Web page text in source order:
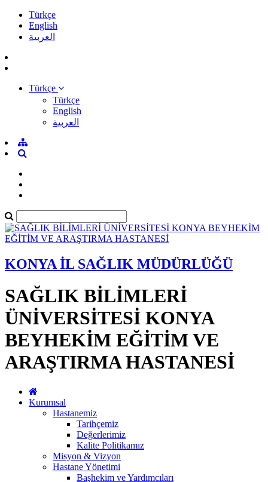
Türkçe
English
العربية
Türkçe
Türkçe
English
العربية
KONYA İL SAĞLIK MÜDÜRLÜĞÜ
SAĞLIK BİLİMLERİ
ÜNİVERSİTESİ KONYA
BEYHEKİM EĞİTİM VE
ARAŞTIRMA HASTANESİ
Kurumsal
Hastanemiz
Tarihçemiz
Değerlerimiz
Kalite Politikamız
Misyon & Vizyon
Hastane Yönetimi
Başhekim ve Yardımcıları